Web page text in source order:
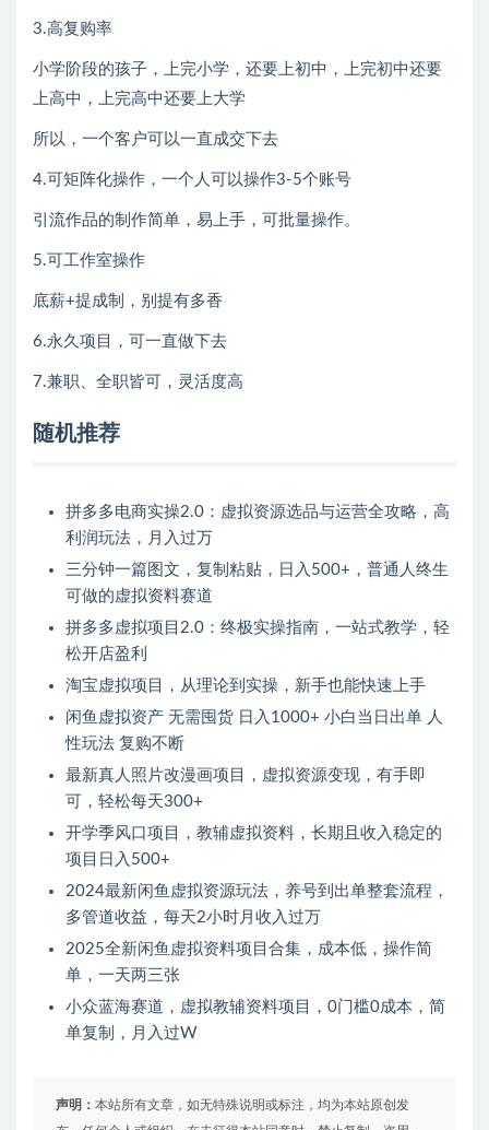
3.高复购率
小学阶段的孩子，上完小学，还要上初中，上完初中还要
上高中，上完高中还要上大学
所以，一个客户可以一直成交下去
4.可矩阵化操作，一个人可以操作3-5个账号
引流作品的制作简单，易上手，可批量操作。
5.可工作室操作
底薪+提成制，别提有多香
6.永久项目，可一直做下去
7.兼职、全职皆可，灵活度高
随机推荐
拼多多电商实操2.0：虚拟资源选品与运营全攻略，高
利润玩法，月入过万
三分钟一篇图文，复制粘贴，日入500+，普通人终生
可做的虚拟资料赛道
拼多多虚拟项目2.0：终极实操指南，一站式教学，轻
松开店盈利
淘宝虚拟项目，从理论到实操，新手也能快速上手
闲鱼虚拟资产 无需囤货 日入1000+ 小白当日出单 人
性玩法 复购不断
最新真人照片改漫画项目，虚拟资源变现，有手即
可，轻松每天300+
开学季风口项目，教辅虚拟资料，长期且收入稳定的
项目日入500+
2024最新闲鱼虚拟资源玩法，养号到出单整套流程，
多管道收益，每天2小时月收入过万
2025全新闲鱼虚拟资料项目合集，成本低，操作简
单，一天两三张
小众蓝海赛道，虚拟教辅资料项目，0门槛0成本，简
单复制，月入过W
声明： 本站所有文章，如无特殊说明或标注，均为本站原创发